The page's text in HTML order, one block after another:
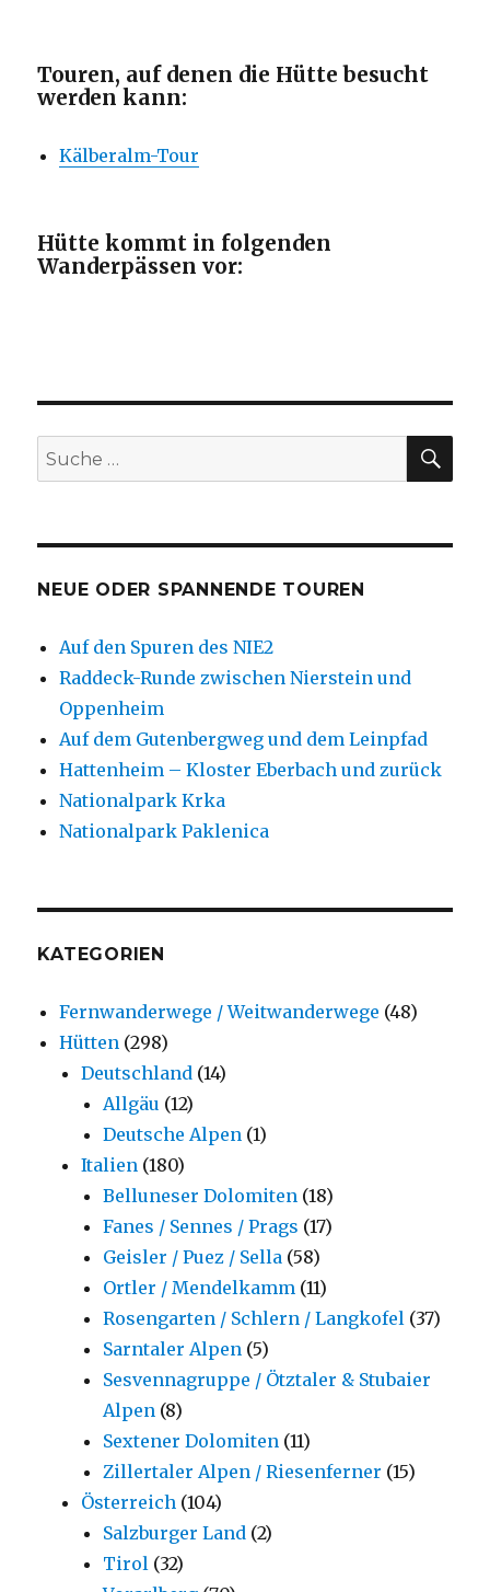
Touren, auf denen die Hütte besucht
werden kann:
Kälberalm-Tour
Hütte kommt in folgenden
Wanderpässen vor:
Suche
nach:
NEUE ODER SPANNENDE TOUREN
Auf den Spuren des NIE2
Raddeck-Runde zwischen Nierstein und
Oppenheim
Auf dem Gutenbergweg und dem Leinpfad
Hattenheim – Kloster Eberbach und zurück
Nationalpark Krka
Nationalpark Paklenica
KATEGORIEN
Fernwanderwege / Weitwanderwege (48)
Hütten (298)
Deutschland (14)
Allgäu (12)
Deutsche Alpen (1)
Italien (180)
Belluneser Dolomiten (18)
Fanes / Sennes / Prags (17)
Geisler / Puez / Sella (58)
Ortler / Mendelkamm (11)
Rosengarten / Schlern / Langkofel (37)
Sarntaler Alpen (5)
Sesvennagruppe / Ötztaler & Stubaier
Alpen (8)
Sextener Dolomiten (11)
Zillertaler Alpen / Riesenferner (15)
Österreich (104)
Salzburger Land (2)
Tirol (32)